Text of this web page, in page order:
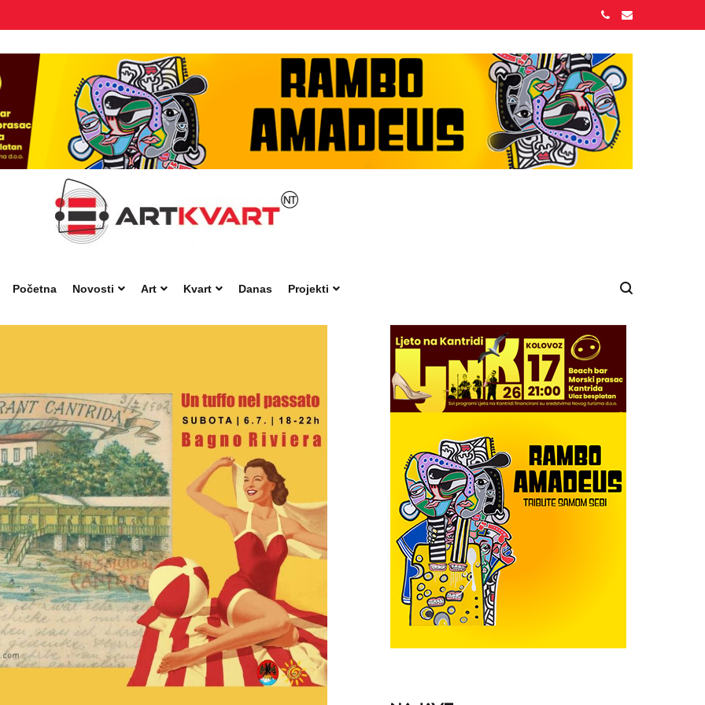
Početna
Novosti Art Kvart Danas Projekti